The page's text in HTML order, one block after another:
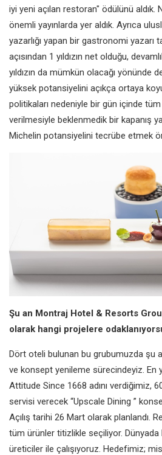
iyi yeni açılan restoran" ödülünü aldık.
önemli yayınlarda yer aldık. Ayrıca
yazarlığı yapan bir gastronomi yazarı
açısından 1 yıldızın net olduğu,
yıldızın da mümkün olacağı yönünde
yüksek potansiyelini açıkça ortaya
politikaları nedeniyle bir gün içinde
verilmesiyle beklenmedik bir kapanış
Michelin potansiyelini tecrübe etmek
Şu an Montraj Hotel & Resorts
olarak hangi projelere
Dört oteli bulunan bu grubumuzda şu
ve konsept yenileme sürecindeyiz. En
Attitude Since 1668 adını verdiğimiz,
servisi verecek “Upscale Dining ”
Açılış tarihi 26 Mart olarak planlandı.
tüm ürünler titizlikle seçiliyor. Dünyada
üreticiler ile çalışıyoruz. Hedefimiz;